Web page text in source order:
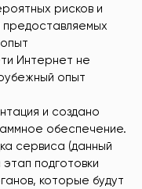
рисков и
предоставляемых
Интернет не
опыт
и создано
обеспечение.
сервиса (данный
подготовки
которые будут